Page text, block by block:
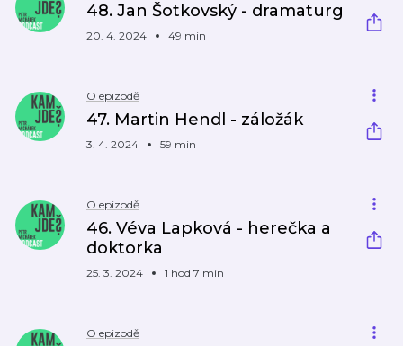
48. Jan Šotkovský - dramaturg
20. 4. 2024 49 min
O epizodě
47. Martin Hendl - záložák
3. 4. 2024 59 min
O epizodě
46. Véva Lapková - herečka a
doktorka
25. 3. 2024 1 hod 7 min
O epizodě